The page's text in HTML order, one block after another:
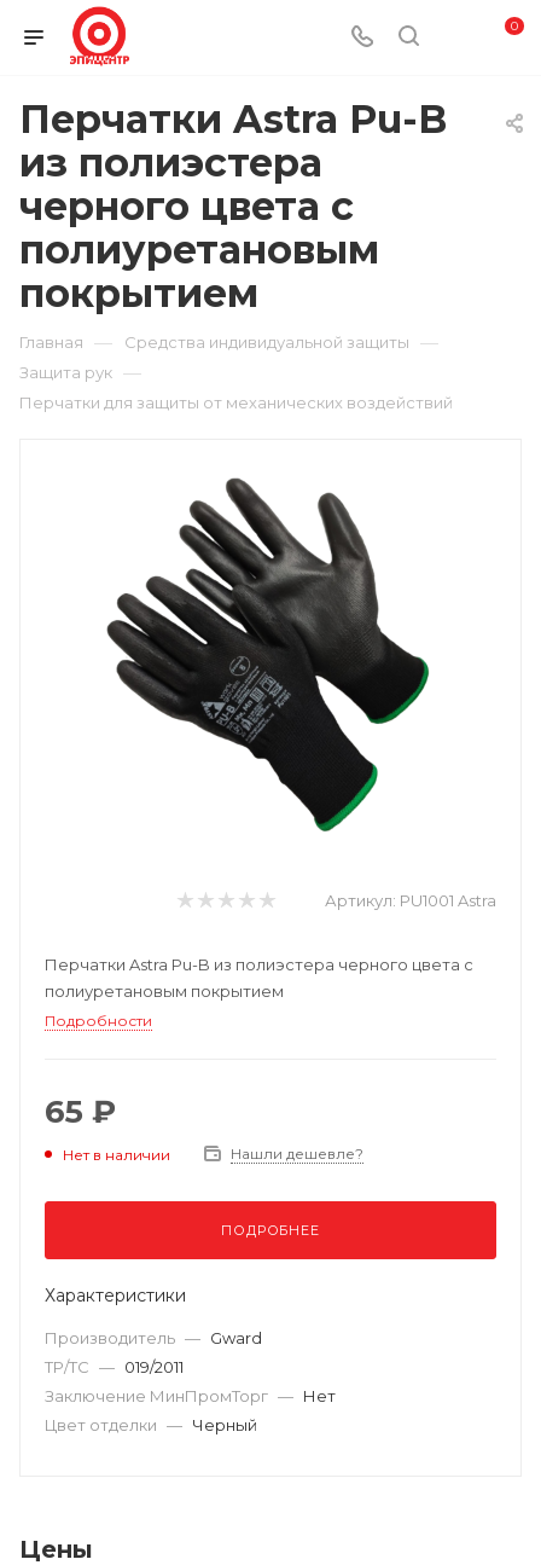
0
Перчатки Astra Pu-B
из полиэстера
черного цвета с
полиуретановым
покрытием
Главная — Средства индивидуальной защиты —
Защита рук —
Перчатки для защиты от механических воздействий
Артикул: PU1001 Astra
Перчатки Astra Pu-B из полиэстера черного цвета с
полиуретановым покрытием
Подробности
65 ₽
Нет в наличии Нашли дешевле?
ПОДРОБНЕЕ
Характеристики
Производитель — Gward
ТР/ТС — 019/2011
Заключение МинПромТорг — Нет
Цвет отделки — Черный
Цены